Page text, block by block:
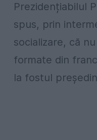
Prezidențiabilul
spus, prin
socializare, că
formate din
la fostul